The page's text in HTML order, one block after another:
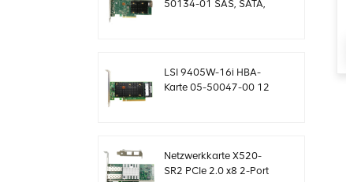
50134-01 SAS, SATA,
LSI 9405W-16i HBA-
Karte 05-50047-00 12
Netzwerkkarte X520-
SR2 PCIe 2.0 x8 2-Port